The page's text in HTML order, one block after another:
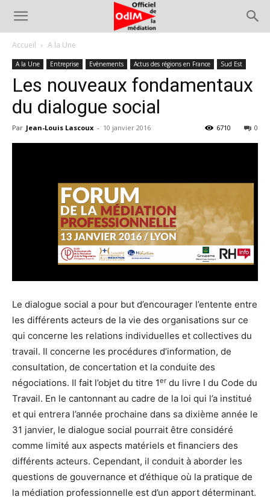
Accueil A la Une
A la Une Entreprise Evènements Actus des régions en France Sud Est
Les nouveaux fondamentaux
du dialogue social
Par Jean-Louis Lascoux - 10 janvier 2016 0
6710
Le dialogue social a pour but d’encourager l’entente entre
les différents acteurs de la vie des organisations sur ce
qui concerne les relations individuelles et collectives du
travail. Il concerne les procédures d’information, de
consultation, de concertation et la conduite des
négociations. Il fait l’objet du titre 1er du livre I du Code du
Travail. En le cantonnant au cadre de la loi qui l’a institué
et qui entrera l’année prochaine dans sa dixième année le
31 janvier, le dialogue social pourrait être considéré
comme limité aux aspects matériels et financiers des
différents acteurs. Cependant, il conduit à aborder les
questions de gouvernance et d’éthique où la pratique de
la médiation professionnelle est d’un apport déterminant.